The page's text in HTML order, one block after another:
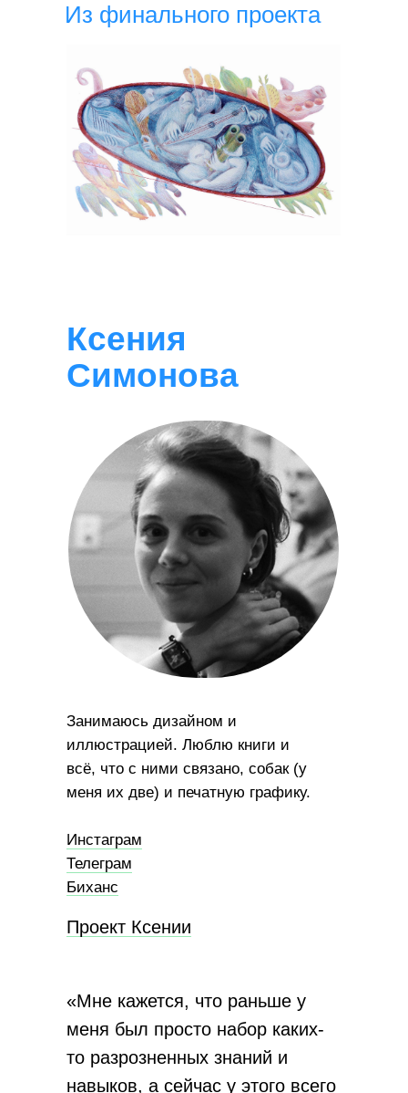
Из финального проекта
Ксения
Симонова
«Мне кажется, что раньше у
меня был просто набор каких-
то разрозненных знаний и
навыков, а сейчас у этого всего
Проект Ксении
Занимаюсь дизайном и
иллюстрацией. Люблю книги и
всё, что с ними связано, собак (у
меня их две) и печатную графику.
Инстаграм
Телеграм
Биханс